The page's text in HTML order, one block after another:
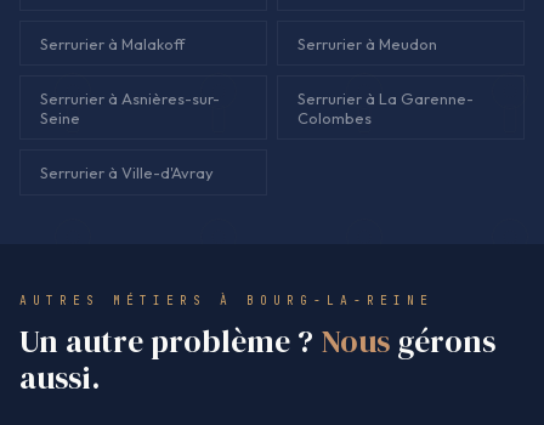
Serrurier à Malakoff Serrurier à Meudon
Serrurier à Asnières-sur-
Seine
Serrurier à La Garenne-
Colombes
Serrurier à Ville-d'Avray
AUTRES MÉTIERS À BOURG-LA-REINE
Un autre problème ? Nousgérons
aussi.